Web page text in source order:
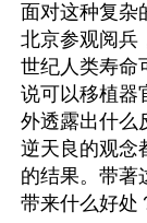
面对这种复杂
北京参观阅兵
世纪人类寿命
说可以移植器
外透露出什么
逆天良的观念
的结果。带著
带来什么好处